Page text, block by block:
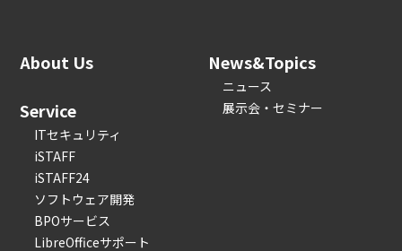
About Us
Service
ITセキュリティ
iSTAFF
iSTAFF24
ソフトウェア開発
BPOサービス
LibreOfficeサポート
News&Topics
ニュース
展示会・セミナー